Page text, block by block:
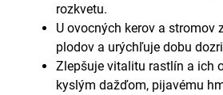
rozkvetu.
U ovocných kerov a stromov
plodov a urýchľuje dobu
Zlepšuje vitalitu rastlín a ich
kyslým dažďom, pijavému